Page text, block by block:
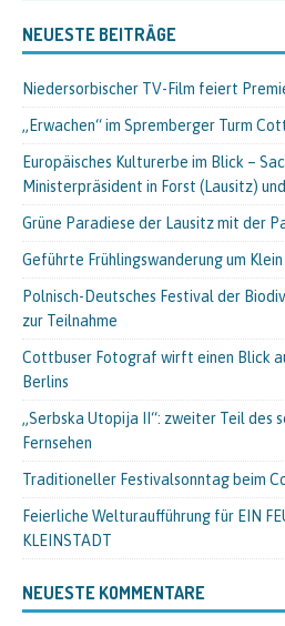
NEUESTE BEITRÄGE
Niedersorbischer TV-Film feiert
„Erwachen“ im Spremberger Turm
Europäisches Kulturerbe im Blick –
Ministerpräsident in Forst (Lausitz)
Grüne Paradiese der Lausitz mit der
Geführte Frühlingswanderung um
Polnisch-Deutsches Festival der
zur Teilnahme
Cottbuser Fotograf wirft einen Blick
Berlins
„Serbska Utopija II“: zweiter Teil des
Fernsehen
Traditioneller Festivalsonntag beim
Feierliche Welturaufführung für EIN
KLEINSTADT
NEUESTE KOMMENTARE